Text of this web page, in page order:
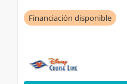
Financiación disponible